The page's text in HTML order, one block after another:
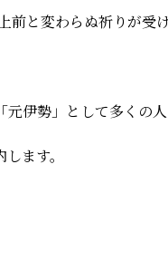
と変わらぬ祈りが受け
伊勢」として多くの人
ます。